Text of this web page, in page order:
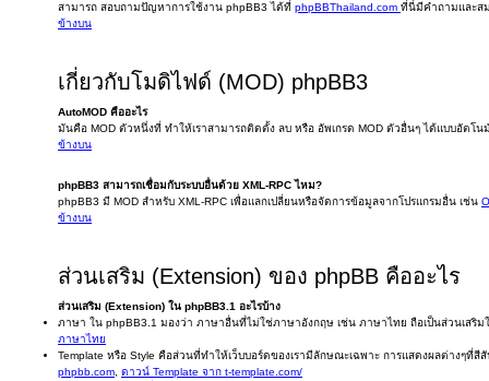
สามารถ สอบถามปัญหาการใช้งาน phpBB3 ได้ที่ phpBBThailand.com ที่นี่มีคำถามและส
ข้างบน
เกี่ยวกับโมดิไฟด์ (MOD) phpBB3
AutoMOD คืออะไร
มันคือ MOD ตัวหนึ่งที่ ทำให้เราสามารถติดตั้ง ลบ หรือ อัพเกรด MOD ตัวอื่นๆ ได้แบบอัตโน
ข้างบน
phpBB3 สามารถเชื่อมกับระบบอื่นด้วย XML-RPC ไหม?
phpBB3 มี MOD สำหรับ XML-RPC เพื่อแลกเปลี่ยนหรือจัดการข้อมูลจากโปรแกรมอื่น เช่น
ข้างบน
ส่วนเสริม (Extension) ของ phpBB คืออะไร
ส่วนเสริม (Extension) ใน phpBB3.1 อะไรบ้าง
ภาษา ใน phpBB3.1 มองว่า ภาษาอื่นที่ไม่ใช่ภาษาอังกฤษ เช่น ภาษาไทย ถือเป็นส่วนเสริ
ภาษาไทย
Template หรือ Style คือส่วนที่ทำให้เว็บบอร์ดของเรามีลักษณะเฉพาะ การแสดงผลต่างๆที่สี
phpbb.com ดาวน์ Template จาก t-template.com/